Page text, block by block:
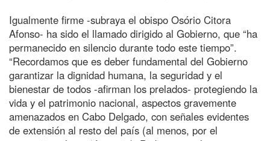
Igualmente firme -subraya el obispo Osório Citora
Afonso- ha sido el llamado dirigido al Gobierno, que “ha
permanecido en silencio durante todo este tiempo”.
“Recordamos que es deber fundamental del Gobierno
garantizar la dignidad humana, la seguridad y el
bienestar de todos -afirman los prelados- protegiendo la
vida y el patrimonio nacional, aspectos gravemente
amenazados en Cabo Delgado, con señales evidentes
de extensión al resto del país (al menos, por el